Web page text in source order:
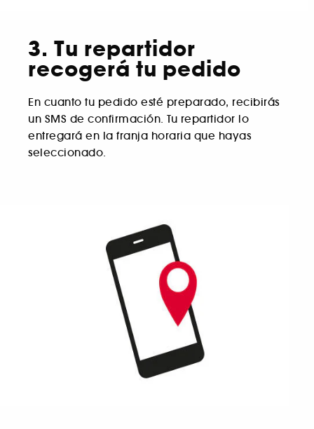
3. Tu repartidor
recogerá tu pedido
En cuanto tu pedido esté preparado, recibirás
un SMS de confirmación. Tu repartidor lo
entregará en la franja horaria que hayas
seleccionado.